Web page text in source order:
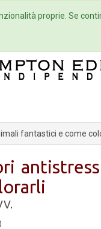
Eventi
fantastici e come
proprie. Se